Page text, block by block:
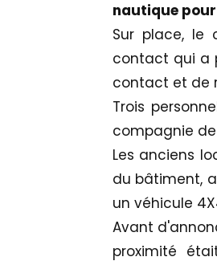
nautique
Sur place, le
contact qui a
contact et de
Trois
compagnie
Les anciens
du bâtiment,
un véhicule
Avant
proximité